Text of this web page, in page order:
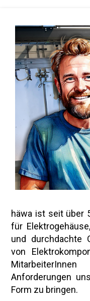
häwa ist seit über
für
und durchdachte
von
Anforderungen
Form zu bringen.